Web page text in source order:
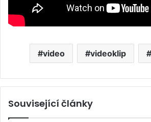
video videoklip
Související články